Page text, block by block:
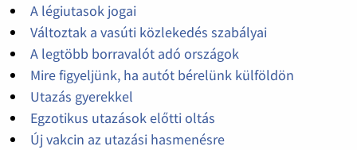
A légiutasok jogai
Változtak a vasúti közlekedés szabályai
A legtöbb borravalót adó országok
Mire figyeljünk, ha autót bérelünk külföldön
Utazás gyerekkel
Egzotikus utazások előtti oltás
Új vakcin az utazási hasmenésre